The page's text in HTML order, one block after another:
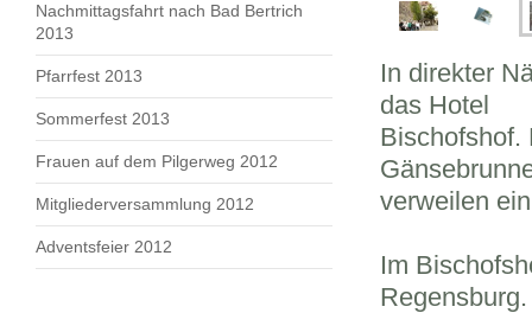
Nachmittagsfahrt nach Bad Bertrich
2013
Pfarrfest 2013
Sommerfest 2013
Frauen auf dem Pilgerweg 2012
Mitgliederversammlung 2012
Adventsfeier 2012
In direkter
das Hotel
Bischofshof.
verweilen
Im